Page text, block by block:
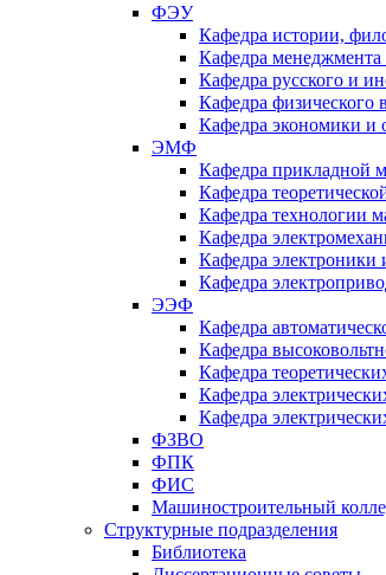
ФЭУ
Кафедра истории,
Кафедра менеджмента
Кафедра русского и
Кафедра физического
Кафедра экономики и
ЭМФ
Кафедра прикладной
Кафедра
Кафедра технологии
Кафедра
Кафедра электроники
Кафедра
ЭЭФ
Кафедра
Кафедра
Кафедра
Кафедра
Кафедра
ФЗВО
ФПК
ФИС
Машиностроительный
Структурные подразделения
Библиотека